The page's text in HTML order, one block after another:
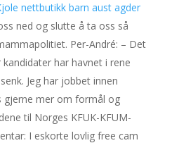
nettbutikk barn aust agder
ned og slutte å ta oss så
Per-André: – Det
har havnet i rene
Jeg har jobbet innen
gjerne mer om formål og
til Norges KFUK-KFUM-
I eskorte lovlig free cam